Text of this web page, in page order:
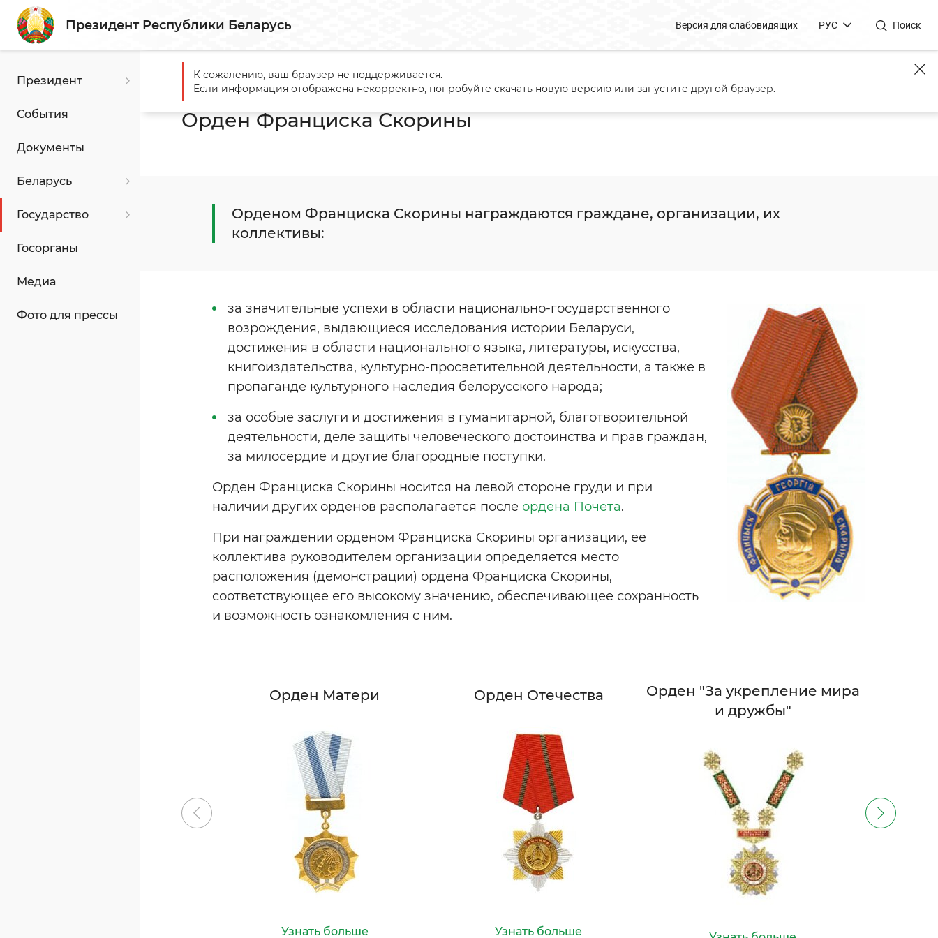
Президент Республики Беларусь Версия для слабовидящих РУС Поиск
Президент
События
Документы
Беларусь
Государство
Госорганы
Медиа
Фото для прессы
Главная Государство Государственные награды и премии Ордена Орден Франциска Скорины
Орден Франциска Скорины
Орденом Франциска Скорины награждаются граждане, организации, их
коллективы:
за значительные успехи в области национально-государственного
возрождения, выдающиеся исследования истории Беларуси,
достижения в области национального языка, литературы, искусства,
книгоиздательства, культурно-просветительной деятельности, а также в
пропаганде культурного наследия белорусского народа;
за особые заслуги и достижения в гуманитарной, благотворительной
деятельности, деле защиты человеческого достоинства и прав граждан,
за милосердие и другие благородные поступки.
Орден Франциска Скорины носится на левой стороне груди и при
наличии других орденов располагается после ордена Почета.
При награждении орденом Франциска Скорины организации, ее
коллектива руководителем организации определяется место
расположения (демонстрации) ордена Франциска Скорины,
соответствующее его высокому значению, обеспечивающее сохранность
и возможность ознакомления с ним.
Орден Матери
Узнать больше
Орден Отечества
Узнать больше
Орден "За укрепление мира
и дружбы"
К сожалению, ваш браузер не поддерживается.
Если информация отображена некорректно, попробуйте скачать новую версию или запустите другой браузер.